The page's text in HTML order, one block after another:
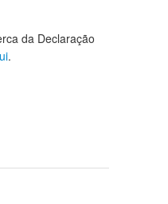
da Declaração
.